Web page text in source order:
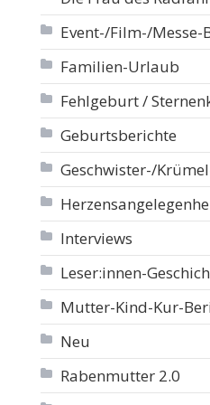
Event-/Film-/Messe-
Familien-Urlaub
Fehlgeburt /
Geburtsberichte
Geschwister-/
Interviews
Leser:innen-
Mutter-Kind-Kur-
Neu
Rabenmutter 2.0